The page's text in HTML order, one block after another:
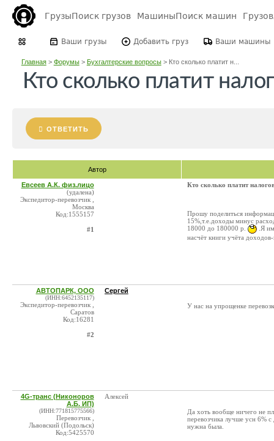
ГрузыПоиск грузов МашиныПоиск машин
Ваши грузы Добавить груз Ваши машины
Главная> Форумы> Бухгалтерские вопросы> Кто сколько платит н...
Кто сколько платит
ОТВЕТИТЬ
Автор
Евсеев А.К. физ.лицо
(удалена)
Экспедитор-перевозчик ,
Москва
Код:1555157
#1
Кто сколько платит
Прошу поделиться
15%,т.е.доходы минус
18000 до 180000 р.
.Я
насчёт книги учёта
АВТОПАРК, ООО
(ИНН:6452135117)
Экспедитор-перевозчик ,
Саратов
Код:16281
#2
Сергей
У нас на упрощенке
4G-транс (Никоноров
А.Б. ИП)
(ИНН:771815775566)
Перевозчик ,
Львовский (Подольск)
Код:5425570
Алексей
Да хоть вообще ничего не
перевозчика лучше усн 6%
нужна была.